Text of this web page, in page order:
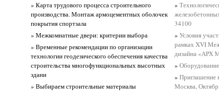
» Карта трудового процесса строительного
производства. Монтаж армоцементных оболочек
покрытия спортзала
» Межкомнатные двери: критерии выбора
» Временные рекомендации по организации
технологии геодезического обеспечения качества
строительства многофункциональных высотных
здани
» Выбираем строительные материалы
»
34100
»Условия
рамках XVI
дизайна «АРХ
»
»Приглашение
Москва,